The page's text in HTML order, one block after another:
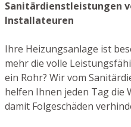
Sanitärdienstleistungen
Installateuren
Ihre Heizungsanlage ist
mehr die volle
ein Rohr? Wir vom
helfen Ihnen jeden Tag die
damit Folgeschäden